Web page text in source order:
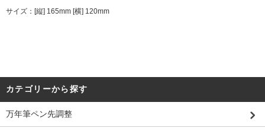
サイズ：[縦] 165mm [横] 120mm
カテゴリーから探す
万年筆ペン先調整